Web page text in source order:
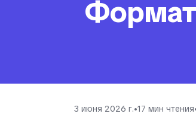
3 июня 2026 г.•17 мин чтения